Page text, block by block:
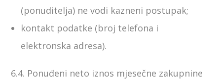
(ponuditelja) ne vodi kazneni postupak;
kontakt podatke (broj telefona i
elektronska adresa).
6.4. Ponuđeni neto iznos mjesečne zakupnine